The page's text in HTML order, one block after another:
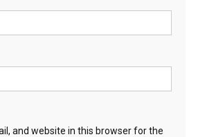
and website in this browser for the